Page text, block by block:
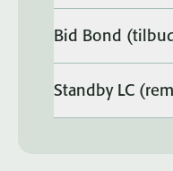
Bid Bond
Standby LC